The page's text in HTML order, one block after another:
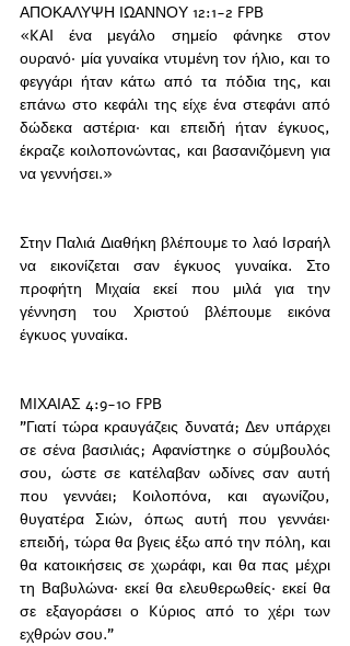
ΑΠΟΚΑΛΥΨΗ ΙΩΑΝΝΟΥ 12:1-2 FPB
«KAI ένα μεγάλο σημείο φάνηκε στον
ουρανό· μία γυναίκα ντυμένη τον ήλιο, και το
φεγγάρι ήταν κάτω από τα πόδια της, και
επάνω στο κεφάλι της είχε ένα στεφάνι από
δώδεκα αστέρια· και επειδή ήταν έγκυος,
έκραζε κοιλοπονώντας, και βασανιζόμενη για
να γεννήσει.»
Στην Παλιά Διαθήκη βλέπουμε το λαό Ισραήλ
να εικονίζεται σαν έγκυος γυναίκα. Στο
προφήτη Μιχαία εκεί που μιλά για την
γέννηση του Χριστού βλέπουμε εικόνα
έγκυος γυναίκα.
ΜΙΧΑΙΑΣ 4:9-10 FPB
"Γιατί τώρα κραυγάζεις δυνατά; Δεν υπάρχει
σε σένα βασιλιάς; Aφανίστηκε ο σύμβουλός
σου, ώστε σε κατέλαβαν ωδίνες σαν αυτή
που γεννάει; Kοιλοπόνα, και αγωνίζου,
θυγατέρα Σιών, όπως αυτή που γεννάει·
επειδή, τώρα θα βγεις έξω από την πόλη, και
θα κατοικήσεις σε χωράφι, και θα πας μέχρι
τη Bαβυλώνα· εκεί θα ελευθερωθείς· εκεί θα
σε εξαγοράσει ο Kύριος από το χέρι των
εχθρών σου."